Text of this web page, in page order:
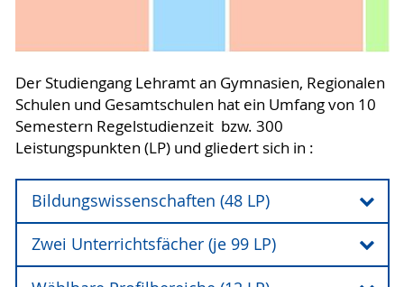
Der Studiengang Lehramt an Gymnasien, Regionalen
Schulen und Gesamtschulen hat ein Umfang von 10
Semestern Regelstudienzeit bzw. 300
Leistungspunkten (LP) und gliedert sich in :
Bildungswissenschaften (48 LP)
Bildungswissenschaften (48 LP)
• Erziehungs- und Bildungstheorie (Allgemeine
Zwei Unterrichtsfächer (je 99 LP)